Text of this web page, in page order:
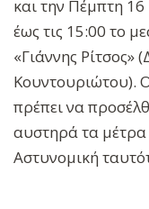
και την Πέμπτη
έως τις 15:00 το
«Γιάννης Ρίτσος»
Κουντουριώτου).
πρέπει να
αυστηρά τα μέτρα
Αστυνομική